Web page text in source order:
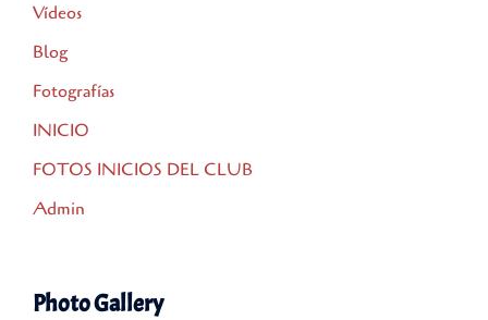
Vídeos
Blog
Fotografías
INICIO
FOTOS INICIOS DEL CLUB
Admin
Photo Gallery